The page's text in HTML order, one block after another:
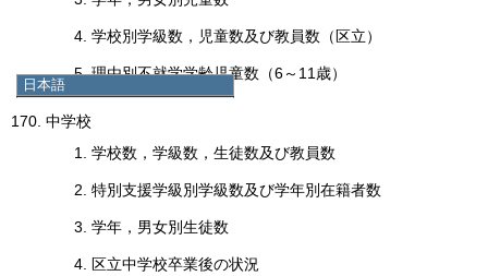
日本語
English
繁體中文
学校別学級数，児童数及び教員数（区立）
理由別不就学学齢児童数（6～11歳）
中学校
学校数，学級数，生徒数及び教員数
特別支援学級別学級数及び学年別在籍者数
学年，男女別生徒数
区立中学校卒業後の状況